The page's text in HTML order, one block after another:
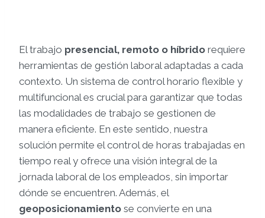
El trabajo presencial, remoto o híbrido requiere
herramientas de gestión laboral adaptadas a cada
contexto. Un sistema de control horario flexible y
multifuncional es crucial para garantizar que todas
las modalidades de trabajo se gestionen de
manera eficiente. En este sentido, nuestra
solución permite el control de horas trabajadas en
tiempo real y ofrece una visión integral de la
jornada laboral de los empleados, sin importar
dónde se encuentren. Además, el
geoposicionamiento se convierte en una